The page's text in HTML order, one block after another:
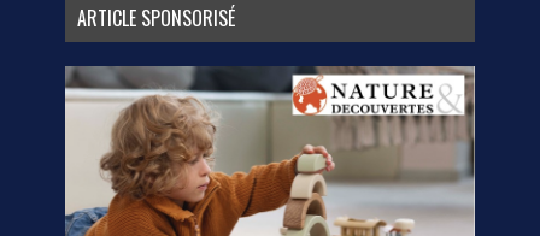
ARTICLE SPONSORISÉ